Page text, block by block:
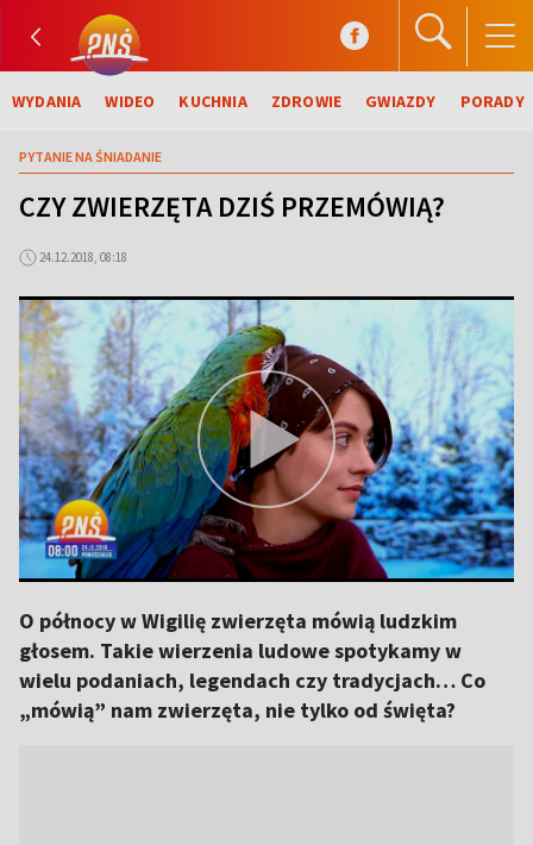
WYDANIA WIDEO KUCHNIA ZDROWIE GWIAZDY PORADY
PYTANIE NA ŚNIADANIE
CZY ZWIERZĘTA DZIŚ PRZEMÓWIĄ?
24.12.2018, 08:18
O północy w Wigilię zwierzęta mówią ludzkim
głosem. Takie wierzenia ludowe spotykamy w
wielu podaniach, legendach czy tradycjach… Co
„mówią” nam zwierzęta, nie tylko od święta?